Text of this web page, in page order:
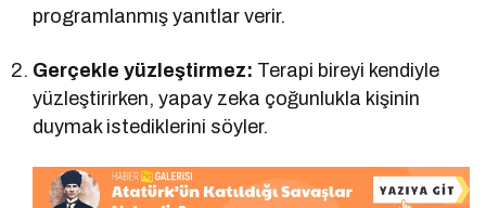
programlanmış yanıtlar verir.
Gerçekle yüzleştirmez: Terapi bireyi kendiyle
yüzleştirirken, yapay zeka çoğunlukla kişinin
duymak istediklerini söyler.